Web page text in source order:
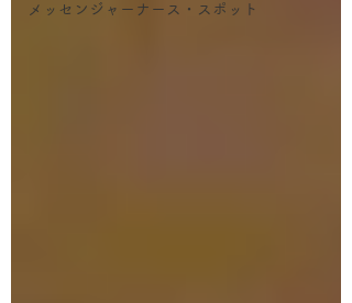
メッセンジャーナース・スポット